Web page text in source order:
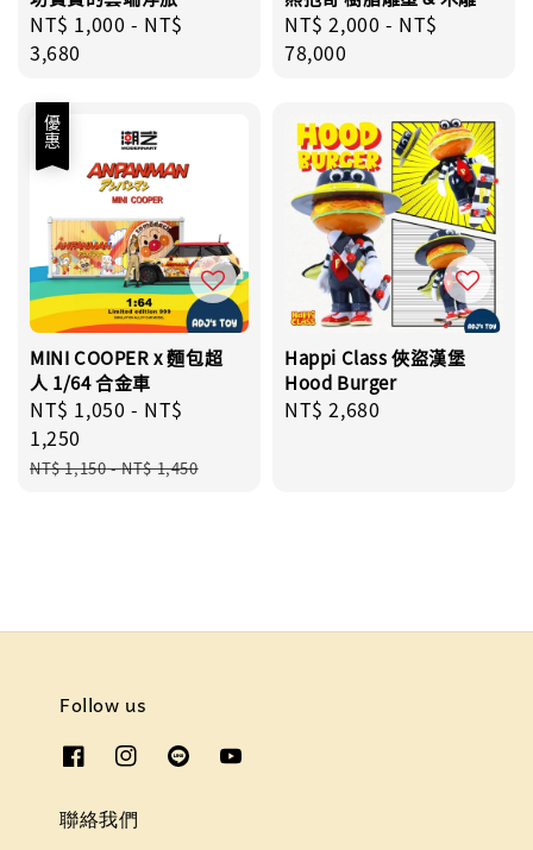
Regular
price
NT$ 1,000 - NT$
3,680
Regular
price
NT$ 2,000 - NT$
78,000
優惠
MINI COOPER x 麵包超
人 1/64 合金車
Sale
price
NT$ 1,050 - NT$
1,250
Regular
NT$ 1,150-NT$ 1,450
Happi Class 俠盜漢堡
Hood Burger
Regular
NT$ 2,680
Follow us
聯絡我們